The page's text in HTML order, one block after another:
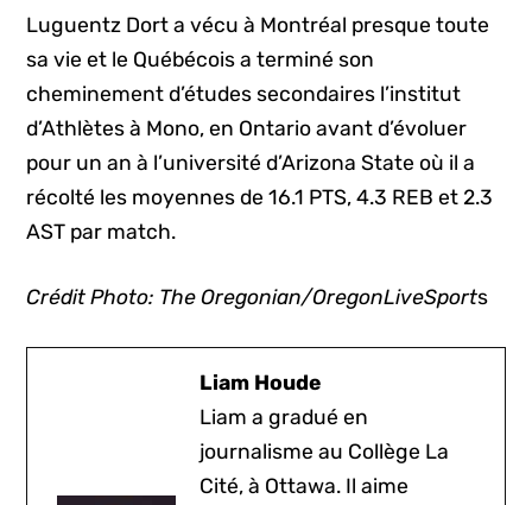
Luguentz Dort a vécu à Montréal presque toute
sa vie et le Québécois a terminé son
cheminement d’études secondaires l’institut
d’Athlètes à Mono, en Ontario avant d’évoluer
pour un an à l’université d’Arizona State où il a
récolté les moyennes de 16.1 PTS, 4.3 REB et 2.3
AST par match.
Crédit Photo: The Oregonian/OregonLiveSports
Liam Houde
Liam a gradué en
journalisme au Collège La
Cité, à Ottawa. Il aime